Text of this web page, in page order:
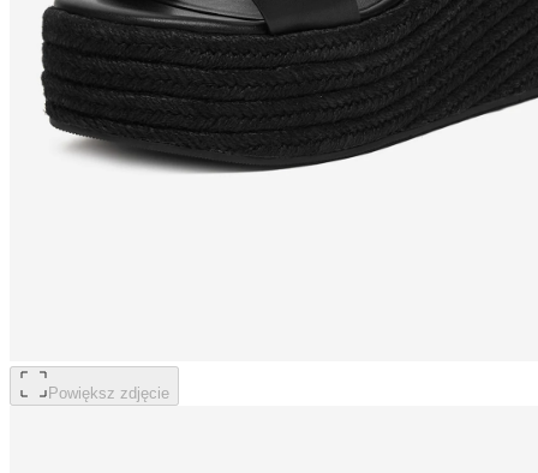
Powiększ zdjęcie